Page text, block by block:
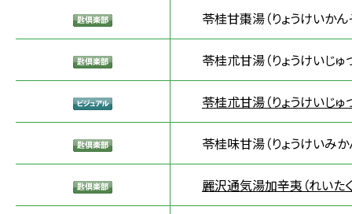
苓桂甘棗湯（りょうけいかん
苓桂朮甘湯（りょうけいじゅ
苓桂朮甘湯（りょうけいじゅ
苓桂味甘湯（りょうけいみか
麗沢通気湯加辛夷（れいた